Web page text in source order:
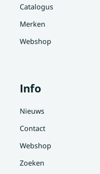
Catalogus
Merken
Webshop
Info
Nieuws
Contact
Webshop
Zoeken